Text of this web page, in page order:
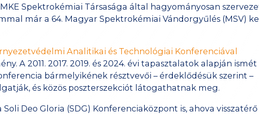
Spektrokémiai Társasága által hagyományosan
már a 64. Magyar Spektrokémiai Vándorgyűlés (MSV)
Analitikai és Technológiai Konferenciával
A 2011. 2017. 2019. és 2024. évi tapasztalatok alapján
bármelyikének résztvevői – érdeklődésük szerint –
és közös poszterszekciót látogathatnak meg.
Deo Gloria (SDG) Konferenciaközpont is, ahova visszatérő